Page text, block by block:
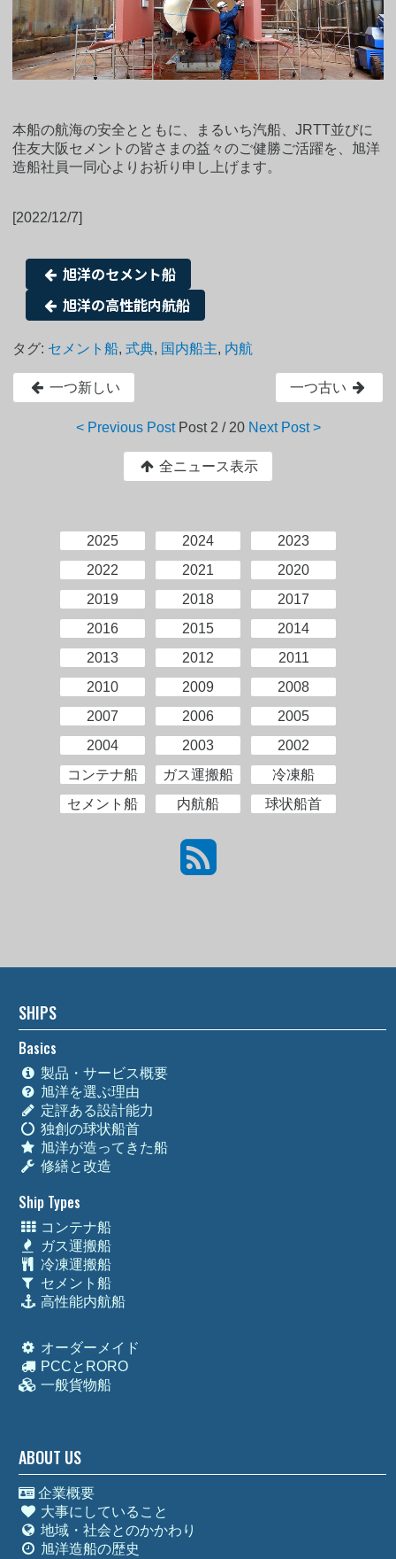
本船の航海の安全とともに、まるいち汽船、JRTT並びに
住友大阪セメントの皆さまの益々のご健勝ご活躍を、旭洋
造船社員一同心よりお祈り申し上げます。
[2022/12/7]
旭洋のセメント船
旭洋の高性能内航船
タグ: セメント船,式典, 国内船主, 内航
一つ新しい 一つ古い
< Previous Post Post 2 / 20 Next Post >
全ニュース表示
2025 2024
2023
2022
2021
2020
2019
2018
2017
2016
2015
2014
2013
2012
2011
2010
2009
2008
2007
2006
2005
2004
2003
2002
コンテナ船
ガス運搬船
冷凍船
セメント船
内航船 球状船首
SHIPS
Basics
製品・サービス概要
旭洋を選ぶ理由
定評ある設計能力
独創の球状船首
旭洋が造ってきた船
修繕と改造
Ship Types
コンテナ船
ガス運搬船
冷凍運搬船
セメント船
高性能内航船
オーダーメイド
PCCとRORO
一般貨物船
ABOUT US
企業概要
大事にしていること
地域・社会とのかかわり
旭洋造船の歴史